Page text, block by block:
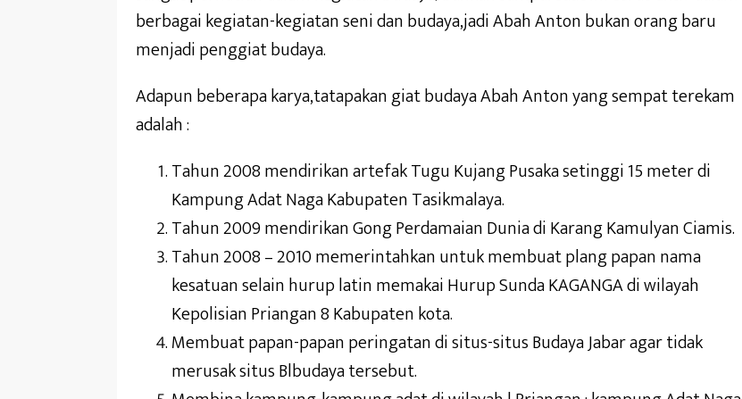
berbagai kegiatan-kegiatan seni dan budaya,jadi Abah Anton bukan orang baru
menjadi penggiat budaya.
Adapun beberapa karya,tatapakan giat budaya Abah Anton yang sempat terekam
adalah :
Tahun 2008 mendirikan artefak Tugu Kujang Pusaka setinggi 15 meter di
Kampung Adat Naga Kabupaten Tasikmalaya.
Tahun 2009 mendirikan Gong Perdamaian Dunia di Karang Kamulyan Ciamis.
Tahun 2008 – 2010 memerintahkan untuk membuat plang papan nama
kesatuan selain hurup latin memakai Hurup Sunda KAGANGA di wilayah
Kepolisian Priangan 8 Kabupaten kota.
Membuat papan-papan peringatan di situs-situs Budaya Jabar agar tidak
merusak situs Blbudaya tersebut.